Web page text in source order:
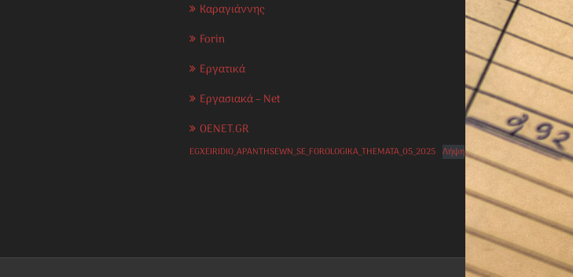
Καραγιάννης
Forin
Εργατικά
Εργασιακά – Net
OENET.GR
EGXEIRIDIO_APANTHSEWN_SE_FOROLOGIKA_THEMATA_05_2025 Λήψη